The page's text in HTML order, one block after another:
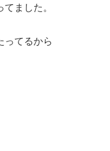
ました。
ってるから